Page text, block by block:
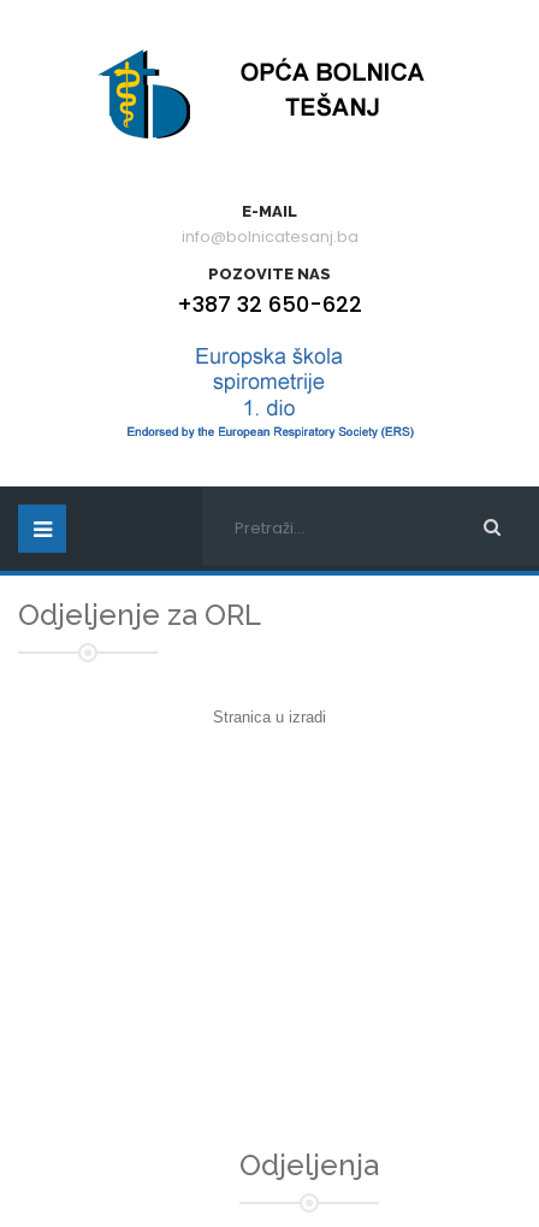
E-MAIL
info@bolnicatesanj.ba
POZOVITE NAS
+387 32 650-622
Odjeljenje za ORL
Stranica u izradi
Odjeljenja